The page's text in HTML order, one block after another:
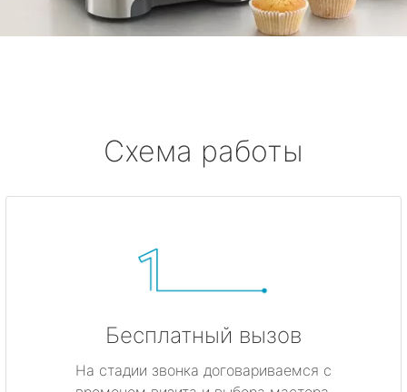
Схема работы
Бесплатный вызов
На стадии звонка договариваемся с